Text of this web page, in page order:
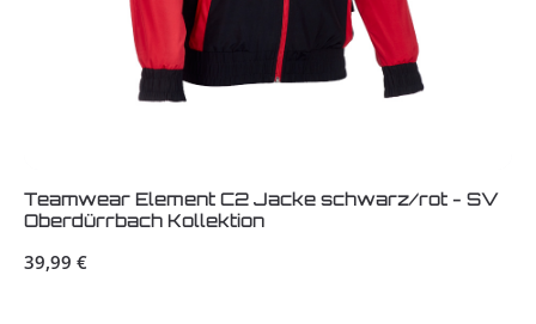
Teamwear Element C2 Jacke schwarz/rot - SV
Oberdürrbach Kollektion
Regulärer Preis:
39,99 €